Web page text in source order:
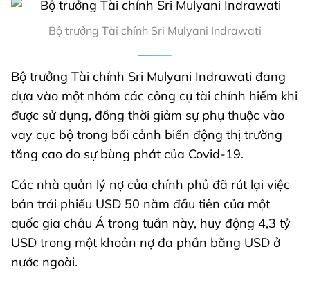
Bộ trưởng Tài chính Sri Mulyani Indrawati
Bộ trưởng Tài chính Sri Mulyani Indrawati đang
dựa vào một nhóm các công cụ tài chính hiếm khi
được sử dụng, đồng thời giảm sự phụ thuộc vào
vay cục bộ trong bối cảnh biến động thị trường
tăng cao do sự bùng phát của Covid-19.
Các nhà quản lý nợ của chính phủ đã rút lại việc
bán trái phiếu USD 50 năm đầu tiên của một
quốc gia châu Á trong tuần này, huy động 4,3 tỷ
USD trong một khoản nợ đa phần bằng USD ở
nước ngoài.